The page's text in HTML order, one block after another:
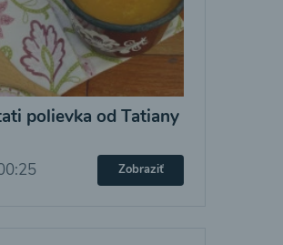
polievka od Tatiany
Zobraziť